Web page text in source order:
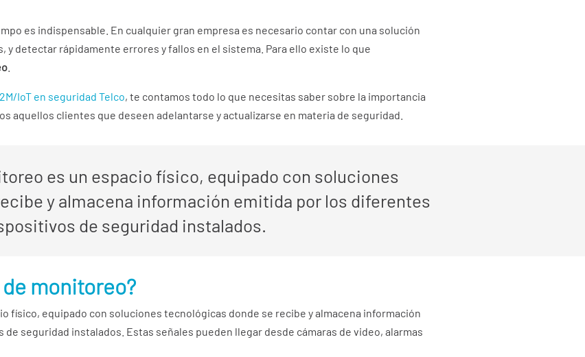
es indispensable. En cualquier gran empresa es necesario contar con una solución
y detectar rápidamente errores y fallos en el sistema. Para ello existe lo que
IoT en seguridad Telco, te contamos todo lo que necesitas saber sobre la importancia
aquellos clientes que deseen adelantarse y actualizarse en materia de seguridad.
es un espacio físico, equipado con soluciones
y almacena información emitida por los diferentes
de seguridad instalados.
monitoreo?
físico, equipado con soluciones tecnológicas donde se recibe y almacena información
seguridad instalados. Estas señales pueden llegar desde cámaras de video, alarmas